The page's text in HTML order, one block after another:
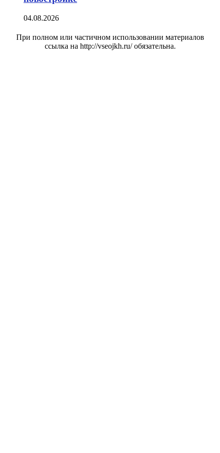
04.08.2026
При полном или частичном использовании материалов
ссылка на http://vseojkh.ru/ обязательна.